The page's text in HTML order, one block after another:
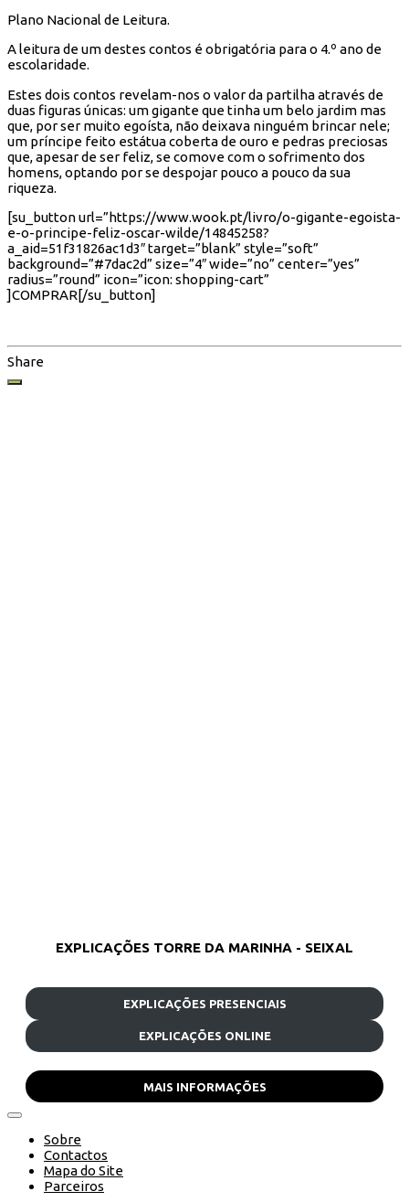
Plano Nacional de Leitura.
A leitura de um destes contos é obrigatória para o 4.º ano de
escolaridade.
Estes dois contos revelam-nos o valor da partilha através de
duas figuras únicas: um gigante que tinha um belo jardim mas
que, por ser muito egoísta, não deixava ninguém brincar nele;
um príncipe feito estátua coberta de ouro e pedras preciosas
que, apesar de ser feliz, se comove com o sofrimento dos
homens, optando por se despojar pouco a pouco da sua
riqueza.
[su_button url=”https://www.wook.pt/livro/o-gigante-egoista-
e-o-principe-feliz-oscar-wilde/14845258?
a_aid=51f31826ac1d3″ target=”blank” style=”soft”
background=”#7dac2d” size=”4″ wide=”no” center=”yes”
radius=”round” icon=”icon: shopping-cart”
]COMPRAR[/su_button]
Share
EXPLICAÇÕES TORRE DA MARINHA - SEIXAL
EXPLICAÇÕES PRESENCIAIS
EXPLICAÇÕES ONLINE
MAIS INFORMAÇÕES
Sobre
Contactos
Mapa do Site
Parceiros